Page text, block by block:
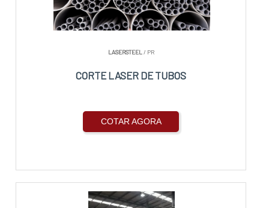
LASERSTEEL/ PR
CORTE LASER DE TUBOS
COTAR AGORA